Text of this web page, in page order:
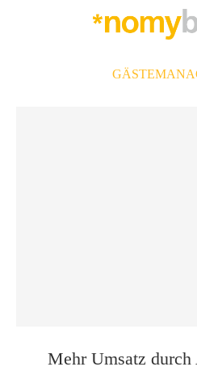
Mehr Umsatz durch